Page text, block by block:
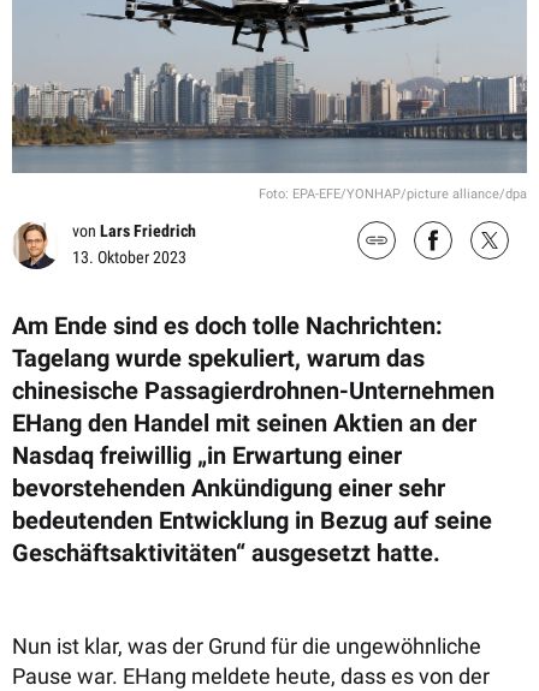
Foto: EPA-EFE/YONHAP/picture alliance/dpa
von Lars Friedrich
13. Oktober 2023
Am Ende sind es doch tolle Nachrichten:
Tagelang wurde spekuliert, warum das
chinesische Passagierdrohnen-Unternehmen
EHang den Handel mit seinen Aktien an der
Nasdaq freiwillig „in Erwartung einer
bevorstehenden Ankündigung einer sehr
bedeutenden Entwicklung in Bezug auf seine
Geschäftsaktivitäten“ ausgesetzt hatte.
Nun ist klar, was der Grund für die ungewöhnliche
Pause war. EHang meldete heute, dass es von der